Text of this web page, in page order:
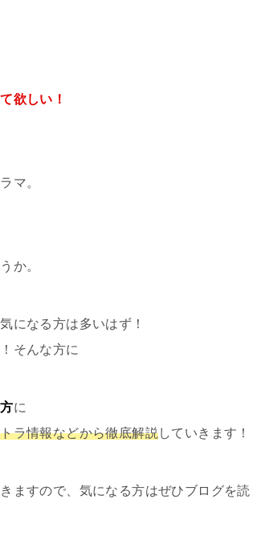
欲しい！
マ。
か。
になる方は多いはず！
そんな方に
に
ラ情報などから徹底解説していきます！
ますので、気になる方はぜひブログを読